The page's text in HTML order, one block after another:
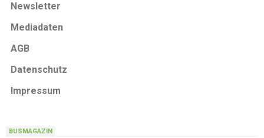
Newsletter
Mediadaten
AGB
Datenschutz
Impressum
BUSMAGAZIN